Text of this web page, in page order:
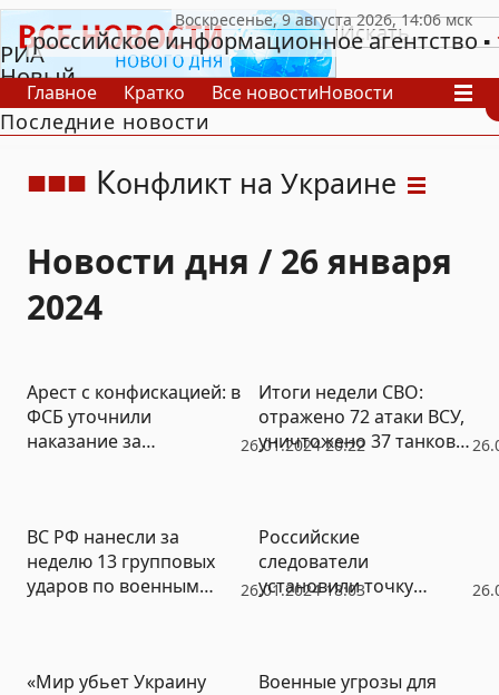
РИА
Новый
День
российское информационное агентство
Главное Кратко Все новостиНовости
В России
В мире
Последние новости
Конфликт на Украине
Новости дня / 26 января
2024
26.01.2024 20:22
Арест с конфискацией: в
ФСБ уточнили
наказание за
областью
Итоги недели СВО:
отражено 72 атаки ВСУ,
уничтожено 37 танков и
26.01.2024 18:03
ВС РФ нанесли за
неделю 13 групповых
ударов по военным
Российские
следователи
установили точку
украинскими
«Мир убьет Украину
Военные угрозы для